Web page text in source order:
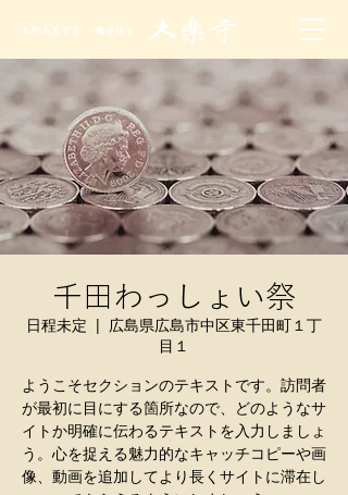
千田わっしょい祭
日程未定
広島県広島市中区東千田町１丁
目１
ようこそセクションのテキストです。訪問者
が最初に目にする箇所なので、どのようなサ
イトか明確に伝わるテキストを入力しましょ
う。心を捉える魅力的なキャッチコピーや画
像、動画を追加してより長くサイトに滞在し